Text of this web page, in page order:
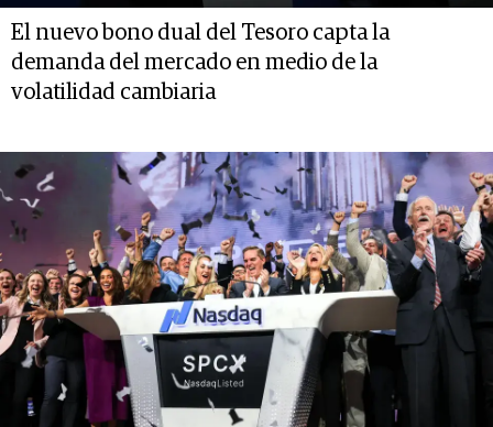
El nuevo bono dual del Tesoro capta la
demanda del mercado en medio de la
volatilidad cambiaria